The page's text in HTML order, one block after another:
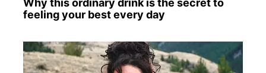
Why this ordinary drink is the secret to
feeling your best every day